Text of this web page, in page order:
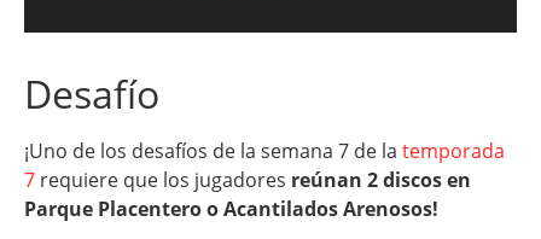
Desafío
¡Uno de los desafíos de la semana 7 de la temporada
7 requiere que los jugadores reúnan 2 discos en
Parque Placentero o Acantilados Arenosos!